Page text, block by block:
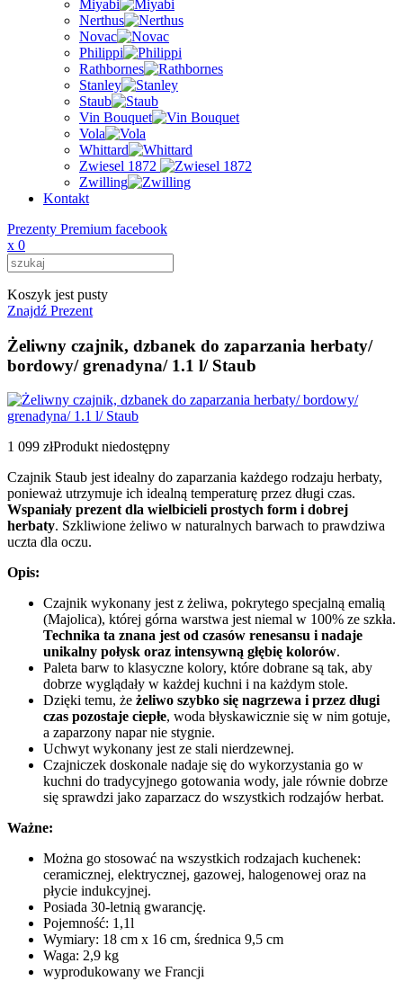
Miyabi
Nerthus
Novac
Philippi
Rathbornes
Stanley
Staub
Vin Bouquet
Vola
Whittard
Zwiesel 1872
Zwilling
Kontakt
Prezenty Premium facebook
x 0
Koszyk jest pusty
Znajdź Prezent
Żeliwny czajnik, dzbanek do zaparzania herbaty/
bordowy/ grenadyna/ 1.1 l/ Staub
1 099 złProdukt niedostępny
Czajnik Staub jest idealny do zaparzania każdego rodzaju herbaty,
ponieważ utrzymuje ich idealną temperaturę przez długi czas.
Wspaniały prezent dla wielbicieli prostych form i dobrej
herbaty. Szkliwione żeliwo w naturalnych barwach to prawdziwa
uczta dla oczu.
Opis:
Czajnik wykonany jest z żeliwa, pokrytego specjalną emalią
(Majolica), której górna warstwa jest niemal w 100% ze szkła.
Technika ta znana jest od czasów renesansu i nadaje
unikalny połysk oraz intensywną głębię kolorów.
Paleta barw to klasyczne kolory, które dobrane są tak, aby
dobrze wyglądały w każdej kuchni i na każdym stole.
Dzięki temu, że żeliwo szybko się nagrzewa i przez długi
czas pozostaje ciepłe, woda błyskawicznie się w nim gotuje,
a zaparzony napar nie stygnie.
Uchwyt wykonany jest ze stali nierdzewnej.
Czajniczek doskonale nadaje się do wykorzystania go w
kuchni do tradycyjnego gotowania wody, jale równie dobrze
się sprawdzi jako zaparzacz do wszystkich rodzajów herbat.
Ważne:
Można go stosować na wszystkich rodzajach kuchenek:
ceramicznej, elektrycznej, gazowej, halogenowej oraz na
płycie indukcyjnej.
Posiada 30-letnią gwarancję.
Pojemność: 1,1l
Wymiary: 18 cm x 16 cm, średnica 9,5 cm
Waga: 2,9 kg
wyprodukowany we Francji